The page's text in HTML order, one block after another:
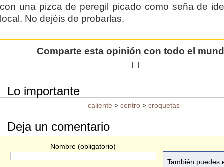
con una pizca de peregil picado como seña de
local. No dejéis de probarlas.
Comparte esta opinión con todo el
| |
Lo importante
caliente > centro> croquetas
Deja un comentario
Nombre (obligatorio)
También puedes